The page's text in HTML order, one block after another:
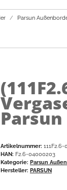
Parsun
Artikelnummer:
HAN: F2.6-04000203
Kategorie: Parsun
Hersteller: PARSUN